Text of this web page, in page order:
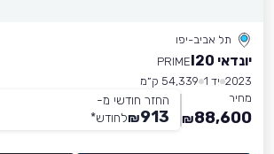
תל אביב-יפו
יונדאי I20
PRIME
2023 יד 1
54,339 ק״מ
מחיר
88,600
₪
החזר חודשי מ-
913
₪לחודש*